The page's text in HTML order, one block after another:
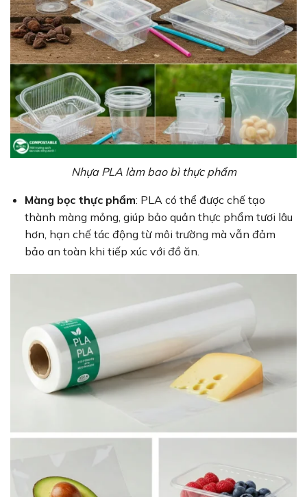
Nhựa PLA làm bao bì thực phẩm
Màng bọc thực phẩm: PLA có thể được chế tạo
thành màng mỏng, giúp bảo quản thực phẩm tươi lâu
hơn, hạn chế tác động từ môi trường mà vẫn đảm
bảo an toàn khi tiếp xúc với đồ ăn.